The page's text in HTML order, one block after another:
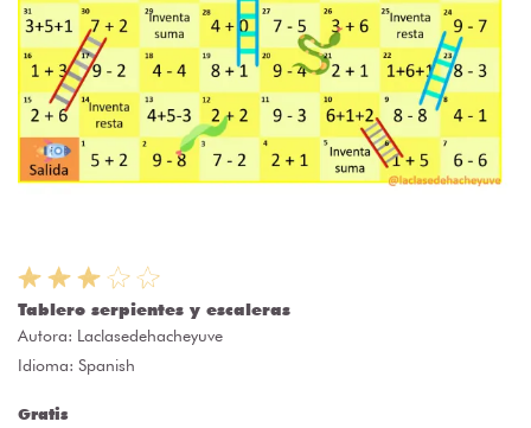
Tablero serpientes y escaleras
Autora: Laclasedehacheyuve
Idioma: Spanish
Gratis